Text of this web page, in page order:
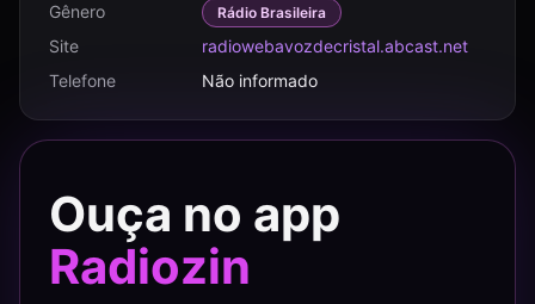
Gênero
Rádio Brasileira
Site
radiowebavozdecristal.abcast.net
Telefone
Não informado
Ouça no app
Radiozin